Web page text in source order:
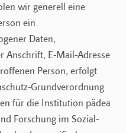
wir generell eine
ein.
Daten,
Anschrift, E-Mail-Adresse
Person, erfolgt
Grundverordnung
für die Institution pädea
Forschung im Sozial-